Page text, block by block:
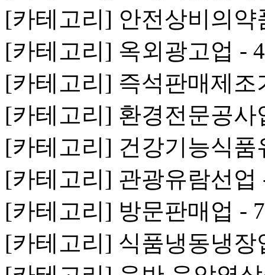
[카테고리] 안전상비의약
[카테고리] 옥외광고업 -
[카테고리] 즉석판매제조
[카테고리] 환경전문공사
[카테고리] 건강기능식
[카테고리] 관광유람선업
[카테고리] 방문판매업 -
[카테고리] 식품냉동냉장